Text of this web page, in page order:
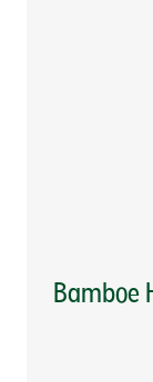
Bamboe